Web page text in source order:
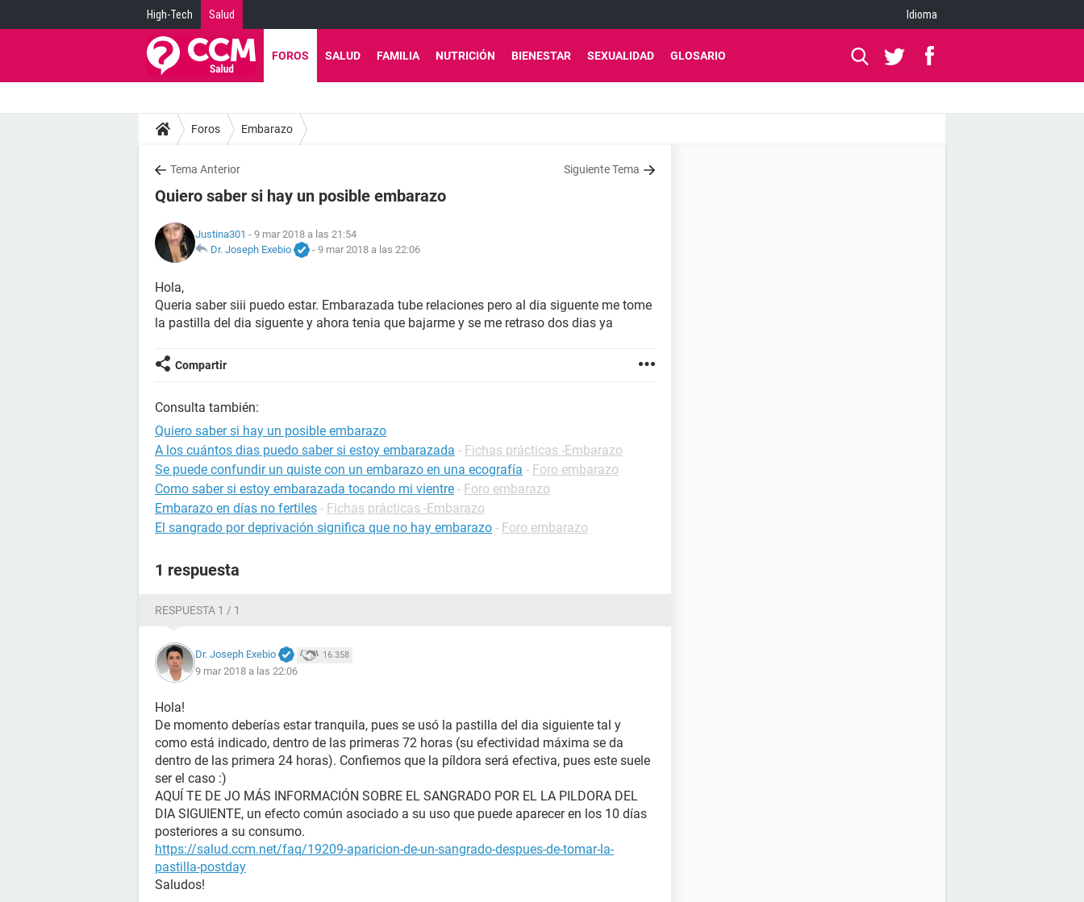
High-Tech Salud Idioma
FOROS SALUD FAMILIA NUTRICIÓN BIENESTAR SEXUALIDAD GLOSARIO
Foros Embarazo
Tema Anterior Siguiente Tema
Quiero saber si hay un posible embarazo
Justina301 - 9 mar 2018 a las 21:54
Dr. Joseph Exebio
- 9 mar 2018 a las 22:06
Hola,
Queria saber siii puedo estar. Embarazada tube relaciones pero al dia siguente me tome
la pastilla del dia siguente y ahora tenia que bajarme y se me retraso dos dias ya
Compartir
Consulta también:
Quiero saber si hay un posible embarazo
A los cuántos dias puedo saber si estoy embarazada - Fichas prácticas -Embarazo
Se puede confundir un quiste con un embarazo en una ecografía - Foro embarazo
Como saber si estoy embarazada tocando mi vientre - Foro embarazo
Embarazo en días no fertiles - Fichas prácticas -Embarazo
El sangrado por deprivación significa que no hay embarazo - Foro embarazo
1 respuesta
RESPUESTA 1 / 1
Dr. Joseph Exebio 16.358
9 mar 2018 a las 22:06
Hola!
De momento deberías estar tranquila, pues se usó la pastilla del dia siguiente tal y
como está indicado, dentro de las primeras 72 horas (su efectividad máxima se da
dentro de las primera 24 horas). Confiemos que la píldora será efectiva, pues este suele
ser el caso :)
AQUÍ TE DE JO MÁS INFORMACIÓN SOBRE EL SANGRADO POR EL LA PILDORA DEL
DIA SIGUIENTE, un efecto común asociado a su uso que puede aparecer en los 10 días
posteriores a su consumo.
https://salud.ccm.net/faq/19209-aparicion-de-un-sangrado-despues-de-tomar-la-
pastilla-postday
Saludos!